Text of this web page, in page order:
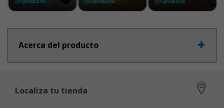
Acerca del producto
Localiza tu tienda